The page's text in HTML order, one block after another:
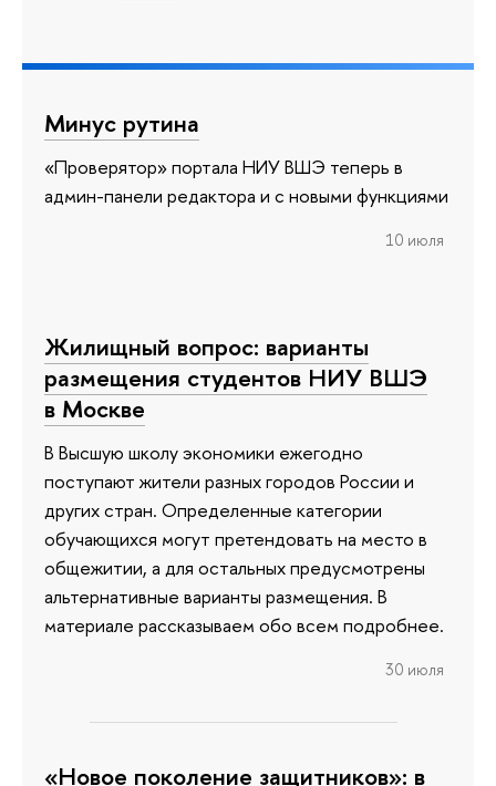
Минус рутина
«Проверятор» портала НИУ ВШЭ теперь в
админ-панели редактора и с новыми функциями
10 июля
Жилищный вопрос: варианты
размещения студентов НИУ ВШЭ
в Москве
В Высшую школу экономики ежегодно
поступают жители разных городов России и
других стран. Определенные категории
обучающихся могут претендовать на место в
общежитии, а для остальных предусмотрены
альтернативные варианты размещения. В
материале рассказываем обо всем подробнее.
30 июля
«Новое поколение защитников»: в